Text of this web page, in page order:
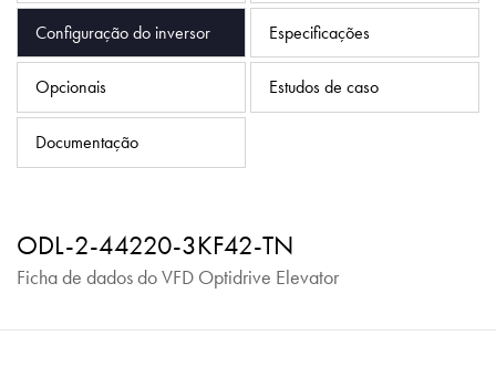
Configuração do inversor Especificações
Opcionais Estudos de caso
Documentação
ODL-2-44220-3KF42-TN
Ficha de dados do VFD Optidrive Elevator
Carreiras
Sobre